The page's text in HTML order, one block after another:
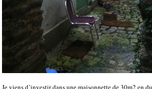
Je viens d’investir dans une maisonnette de 30m2 en